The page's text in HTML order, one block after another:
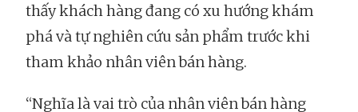
thấy khách hàng đang có xu hướng khám
phá và tự nghiên cứu sản phẩm trước khi
tham khảo nhân viên bán hàng.
“Nghĩa là vai trò của nhân viên bán hàng